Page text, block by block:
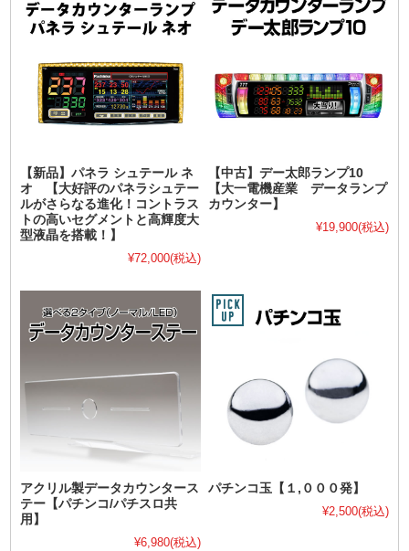
【新品】パネラ シュテール ネ
オ 【大好評のパネラシュテー
ルがさらなる進化！コントラス
トの高いセグメントと高輝度大
型液晶を搭載！】
¥72,000(税込)
【中古】デー太郎ランプ10
【大一電機産業 データランプ
カウンター】
¥19,900(税込)
アクリル製データカウンタース
テー【パチンコ/パチスロ共
用】
¥6,980(税込)
パチンコ玉【１,０００発】
¥2,500(税込)